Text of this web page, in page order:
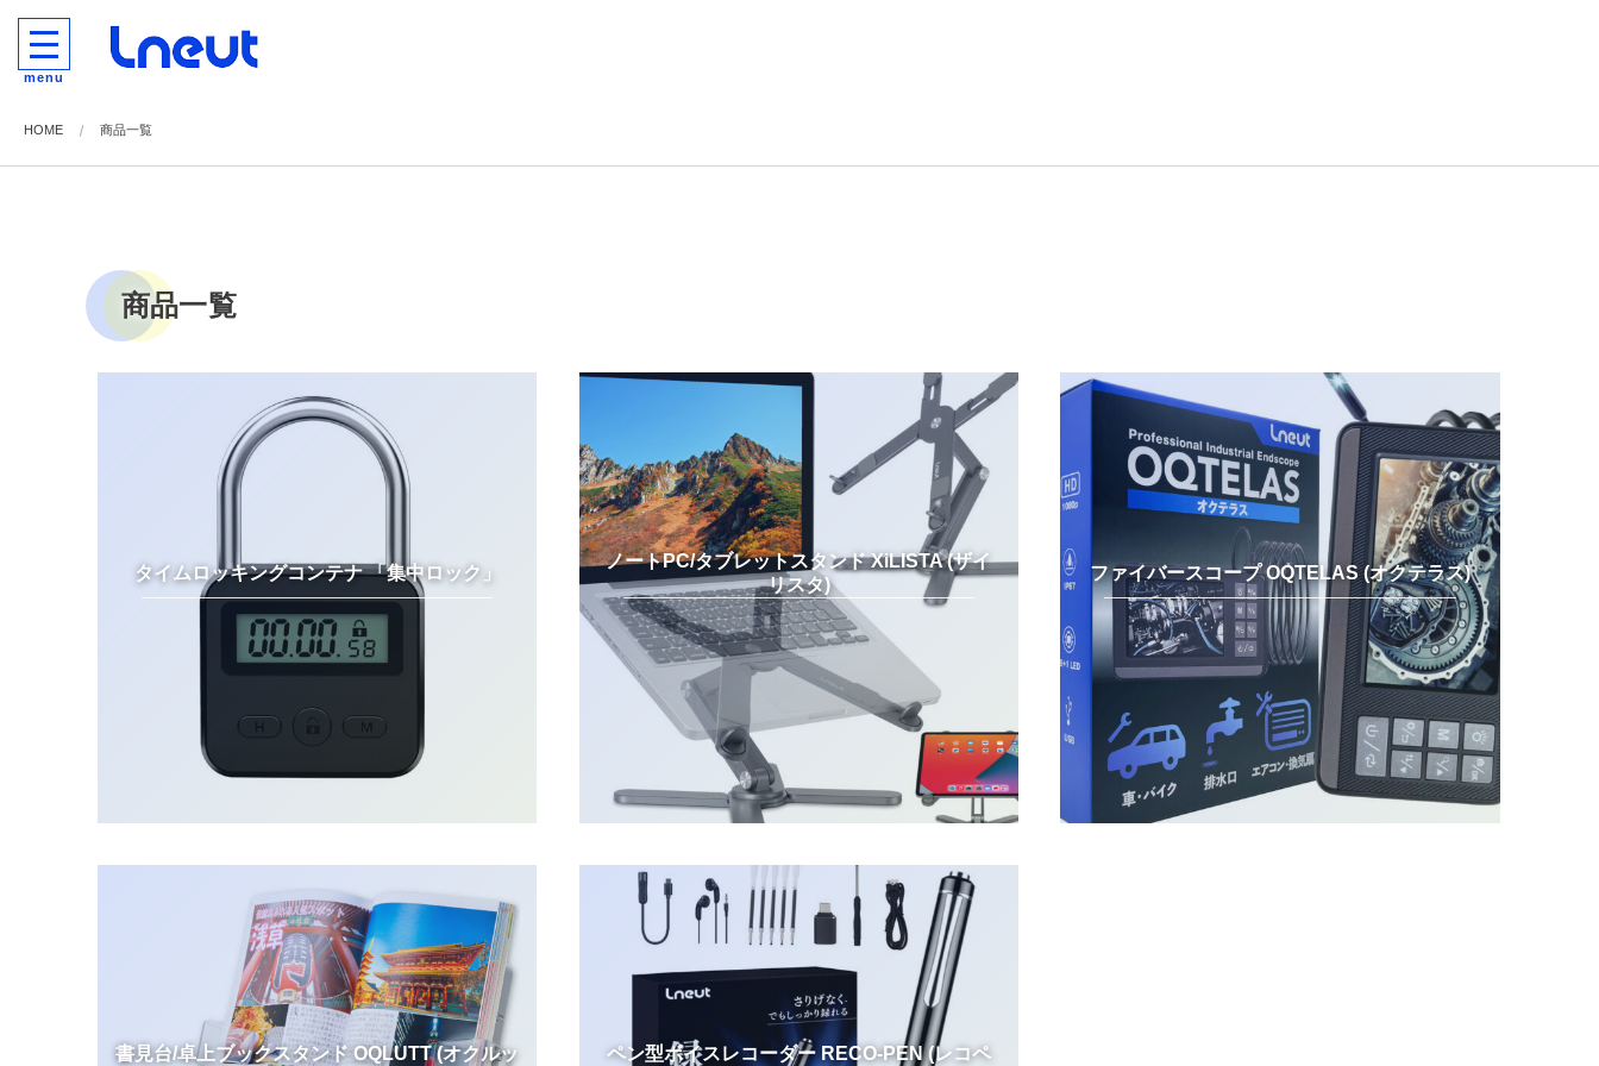
menu
HOME 商品一覧
商品一覧
タイムロッキングコンテナ 「集中ロック」
ノートPC/タブレットスタンド XiLISTA (ザイ
リスタ)
ファイバースコープ OQTELAS (オクテラス)
書見台/卓上ブックスタンド OQLUTT (オクルッ ペン型ボイスレコーダー RECO-PEN (レコペ